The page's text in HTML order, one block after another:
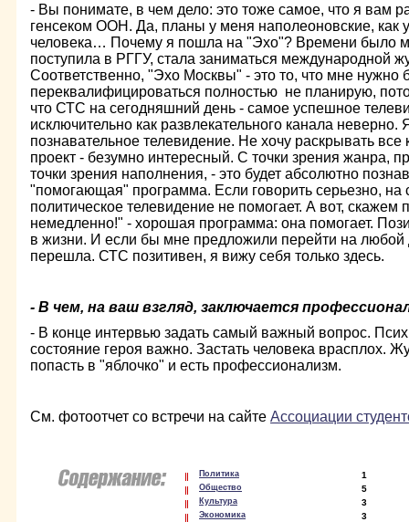
- Вы понимате, в чем дело: это тоже самое, что я вам
генсеком ООН. Да, планы у меня наполеоновские, как
человека… Почему я пошла на "Эхо"? Времени было
поступила в РГГУ, стала заниматься международной
Соответственно, "Эхо Москвы" - это то, что мне нужно
переквалифицироваться полностью не планирую,
что СТС на сегодняшний день - самое успешное
исключительно как развлекательного канала
познавательное телевидение. Не хочу раскрывать
проект - безумно интересный. С точки зрения жанра,
точки зрения наполнения, - это будет абсолютно
"помогающая" программа. Если говорить серьезно, на
политическое телевидение не помогает. А вот, скажем
немедленно!" - хорошая программа: она помогает.
в жизни. И если бы мне предложили перейти на любой
перешла. СТС позитивен, я вижу себя только здесь.
- В чем, на ваш взгляд, заключается
- В конце интервью задать самый важный вопрос.
состояние героя важно. Застать человека врасплох.
попасть в "яблочко" и есть профессионализм.
См. фотоотчет со встречи на сайте Ассоциации
Политика 1
Общество 5
Культура 3
Экономика 3